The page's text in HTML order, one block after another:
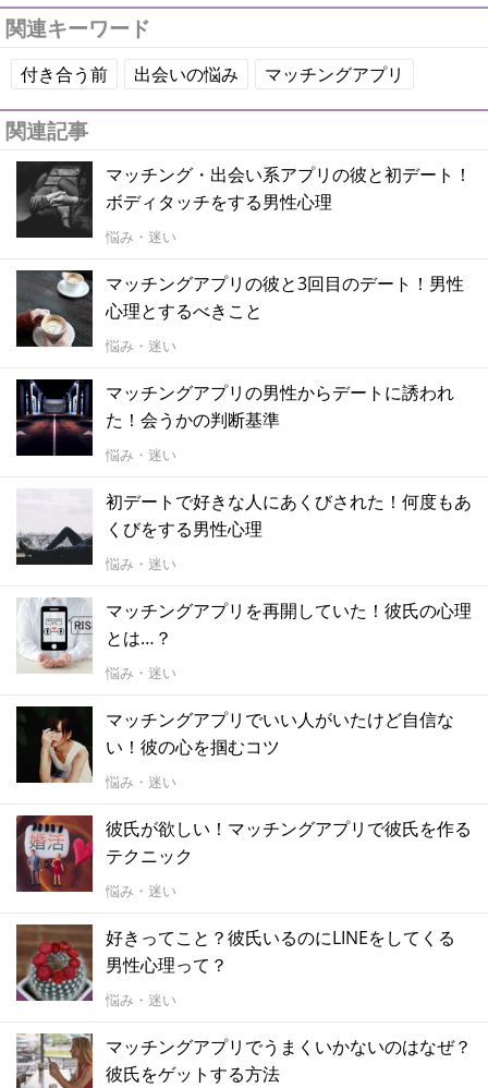
関連キーワード
付き合う前 出会いの悩み マッチングアプリ
関連記事
マッチング・出会い系アプリの彼と初デート！
ボディタッチをする男性心理
悩み・迷い
マッチングアプリの彼と3回目のデート！男性
心理とするべきこと
悩み・迷い
マッチングアプリの男性からデートに誘われ
た！会うかの判断基準
悩み・迷い
初デートで好きな人にあくびされた！何度もあ
くびをする男性心理
悩み・迷い
マッチングアプリを再開していた！彼氏の心理
とは…？
悩み・迷い
マッチングアプリでいい人がいたけど自信な
い！彼の心を掴むコツ
悩み・迷い
彼氏が欲しい！マッチングアプリで彼氏を作る
テクニック
悩み・迷い
好きってこと？彼氏いるのにLINEをしてくる
男性心理って？
悩み・迷い
マッチングアプリでうまくいかないのはなぜ？
彼氏をゲットする方法